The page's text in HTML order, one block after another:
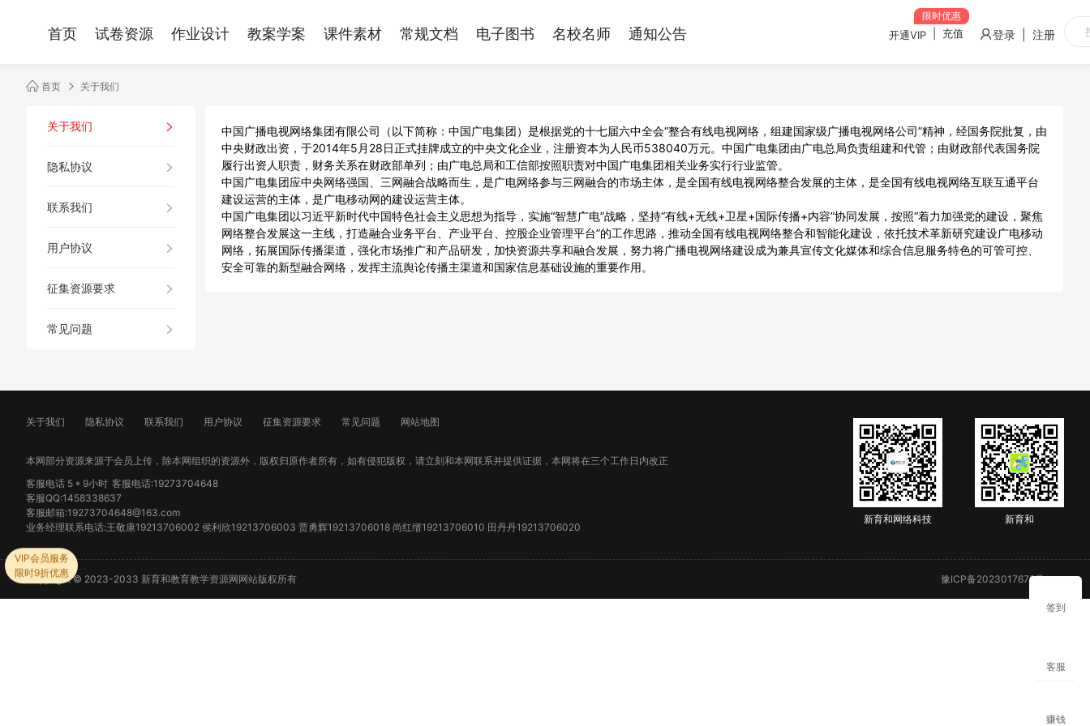
首页 试卷资源 作业设计 教案学案 课件素材 常规文档 电子图书 名校名师 通知公告 开通VIP
限时优惠
充值 登录 | 注册
首页 关于我们
关于我们
隐私协议
联系我们
用户协议
征集资源要求
常见问题
中国广播电视网络集团有限公司（以下简称：中国广电集团）是根据党的十七届六中全会“整合有线电视网络，组建国家级广播电视网络公司”精神，经国务院批复，由
中央财政出资，于2014年5月28日正式挂牌成立的中央文化企业，注册资本为人民币538040万元。中国广电集团由广电总局负责组建和代管；由财政部代表国务院
履行出资人职责，财务关系在财政部单列；由广电总局和工信部按照职责对中国广电集团相关业务实行行业监管。
中国广电集团应中央网络强国、三网融合战略而生，是广电网络参与三网融合的市场主体，是全国有线电视网络整合发展的主体，是全国有线电视网络互联互通平台
建设运营的主体，是广电移动网的建设运营主体。
中国广电集团以习近平新时代中国特色社会主义思想为指导，实施“智慧广电”战略，坚持“有线+无线+卫星+国际传播+内容”协同发展，按照“着力加强党的建设，聚焦
网络整合发展这一主线，打造融合业务平台、产业平台、控股企业管理平台”的工作思路，推动全国有线电视网络整合和智能化建设，依托技术革新研究建设广电移动
网络，拓展国际传播渠道，强化市场推广和产品研发，加快资源共享和融合发展，努力将广播电视网络建设成为兼具宣传文化媒体和综合信息服务特色的可管可控、
安全可靠的新型融合网络，发挥主流舆论传播主渠道和国家信息基础设施的重要作用。
关于我们 隐私协议 联系我们 用户协议 征集资源要求 常见问题 网站地图
本网部分资源来源于会员上传，除本网组织的资源外，版权归原作者所有，如有侵犯版权，请立刻和本网联系并提供证据，本网将在三个工作日内改正
客服电话 5 * 9小时 客服电话:19273704648
客服QQ:1458338637
客服邮箱:19273704648@163.com
业务经理联系电话:王敬康19213706002 侯利欣19213706003 贾勇辉19213706018 尚红缙19213706010 田丹丹19213706020
新育和网络科技 新育和
Copyright © 2023-2033 新育和教育教学资源网网站版权所有 豫ICP备2023017678号
VIP会员服务
限时9折优惠
签到
客服
赚钱